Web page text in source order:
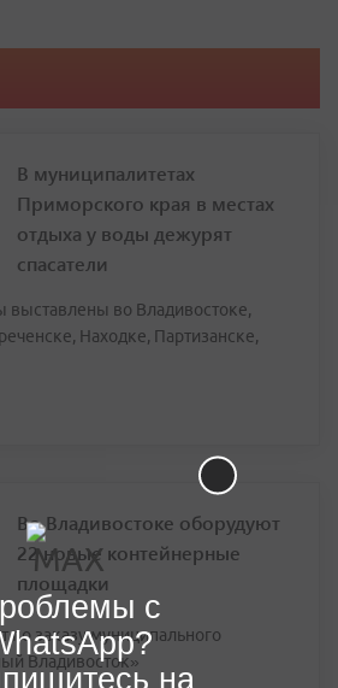
В муниципалитетах
Приморского края в местах
отдыха у воды дежурят
спасатели
выставлены во Владивостоке,
Находке, Партизанске,
Во Владивостоке оборудуют
22 новые контейнерные
площадки
по заказу муниципального
Владивосток»
с
на